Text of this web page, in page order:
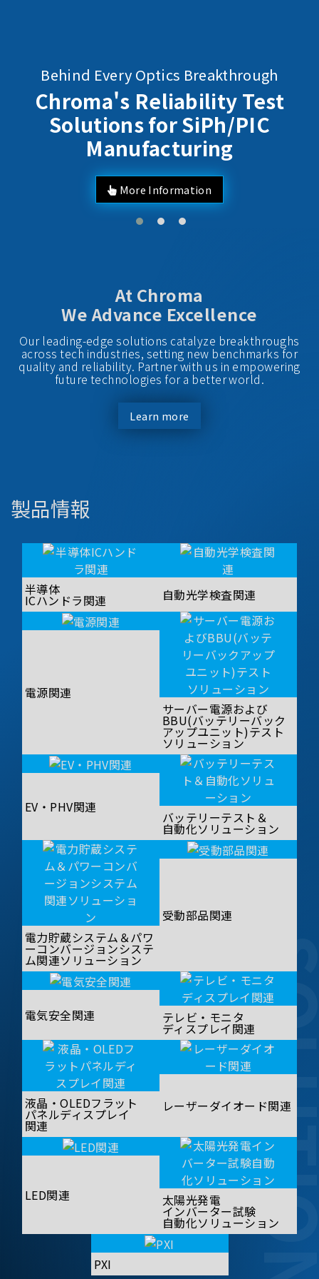
Behind Every Optics Breakthrough
Chroma's Reliability Test
Solutions for SiPh/PIC
Manufacturing
More Information
At Chroma
We Advance Excellence
Our leading-edge solutions catalyze breakthroughs
across tech industries, setting new benchmarks for
quality and reliability. Partner with us in empowering
future technologies for a better world.
Learn more
製品情報
半導体
ICハンドラ関連 自動光学検査関連
電源関連
サーバー電源および
BBU(バッテリーバック
アップユニット)テスト
ソリューション
EV・PHV関連
バッテリーテスト＆
自動化ソリューション
電力貯蔵システム＆パワ
ーコンバージョンシステ
ム関連ソリューション
受動部品関連
電気安全関連 テレビ・モニタ
ディスプレイ関連
液晶・OLEDフラット
パネルディスプレイ
関連
レーザーダイオード関連
LED関連 太陽光発電
インバーター試験
自動化ソリューション
PXI